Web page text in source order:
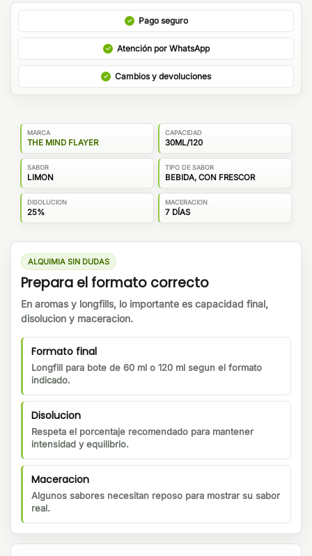
Pago seguro
Atención por WhatsApp
Cambios y devoluciones
MARCA
THE MIND FLAYER
CAPACIDAD
30ML/120
SABOR
LIMON
TIPO DE SABOR
BEBIDA, CON FRESCOR
DISOLUCION
25%
MACERACION
7 DÍAS
ALQUIMIA SIN DUDAS
Prepara el formato correcto
En aromas y longfills, lo importante es capacidad final,
disolucion y maceracion.
Formato final
Longfill para bote de 60 ml o 120 ml segun el formato
indicado.
Disolucion
Respeta el porcentaje recomendado para mantener
intensidad y equilibrio.
Maceracion
Algunos sabores necesitan reposo para mostrar su sabor
real.